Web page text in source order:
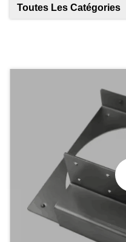
Toutes Les Catégories